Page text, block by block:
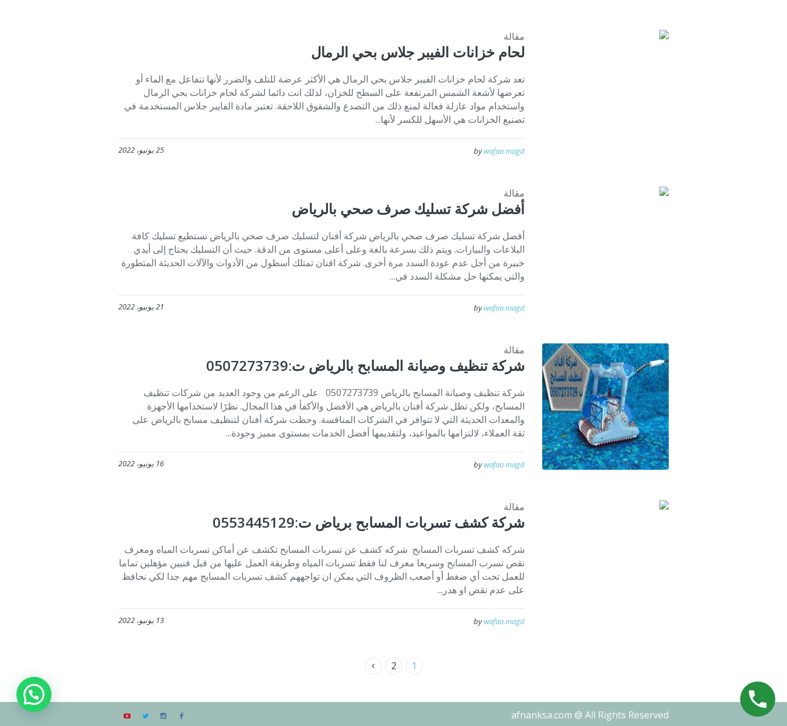
مقالة
لحام خزانات الفيبر جلاس بحي الرمال
تعد شركة لحام خزانات الفيبر جلاس بحي الرمال هي الأكثر عرضة للتلف والضرر لأنها تتفاعل مع الماء أو
تعرضها لأشعة الشمس المرتفعة على السطح للخزان، لذلك انت دائما لشركة لحام خزانات بحي الرمال
واستخدام مواد عازلة فعالة لمنع ذلك من التصدع والشقوق اللاحقة. تعتبر مادة الفايبر جلاس المستخدمة في
تصنيع الخزانات هي الأسهل للكسر لأنها...
25 يونيو، 2022 bywafaa magd
مقالة
أفضل شركة تسليك صرف صحي بالرياض
أفضل شركة تسليك صرف صحي بالرياض شركة أفنان لتسليك صرف صحي بالرياض تستطيع تسليك كافة
البلاعات والبيارات. ويتم ذلك بسرعة بالغة وعلى أعلى مستوى من الدقة. حيث أن التسليك يحتاج إلى أيدي
خبيرة من أجل عدم عودة السدد مرة أخرى. شركة افنان تمتلك أسطول من الأدوات والآلات الحديثة المتطورة
والتي يمكنها حل مشكلة السدد في...
21 يونيو، 2022 bywafaa magd
مقالة
شركة تنظيف وصيانة المسابح بالرياض ت:0507273739
شركة تنظيف وصيانة المسابح بالرياض 0507273739 على الرغم من وجود العديد من شركات تنظيف
المسابح، ولكن تظل شركة أفنان بالرياض هي الأفضل والأكفأ في هذا المجال. نظرًا لاستخدامها الأجهزة
والمعدات الحديثة التي لا تتوافر في الشركات المنافسة. وحظت شركة أفنان لتنظيف مسابح بالرياض على
ثقة العملاء، لالتزامها بالمواعيد، ولتقديمها أفضل الخدمات بمستوى مميز وجودة...
16 يونيو، 2022 bywafaa magd
مقالة
شركة كشف تسربات المسابح برياض ت:0553445129
شركه كشف تسربات المسابح شركه كشف عن تسربات المسابح تكشف عن أماكن تسربات المياه ومعرف
نقص تسرب المسابح وسريعا معرف لنا فقط تسربات المياه وطريقة العمل عليها من قبل فنيين مؤهلين تماما
للعمل تحت أي ضغط أو أصعب الظروف التي يمكن ان تواجههم كشف تسربات المسابح مهم جدا لكي نحافظ
على عدم نقص او هدر...
13 يونيو، 2022 bywafaa magd
1
2
afnanksa.com @ All Rights Reserved